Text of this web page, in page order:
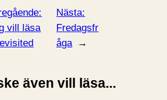
vill läsa
Nästa:
Fredagsfr
åga
→
även vill läsa...